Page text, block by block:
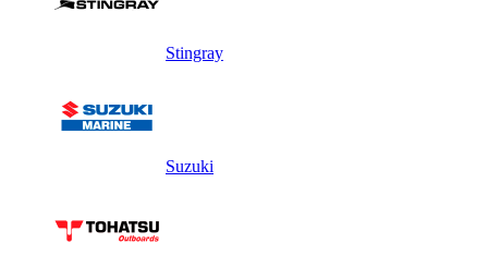
Stingray
Suzuki